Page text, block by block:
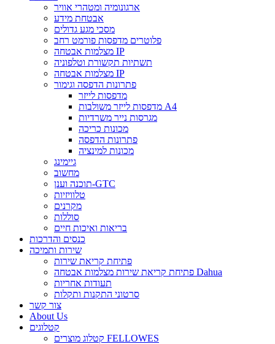
ארגונומיה ומטהרי אוויר
אבטחת מידע
מסכי מגע גדולים
פלוטרים מדפסות פורמט רחב
מצלמות אבטחה IP
תשתיות תקשורת וטלפוניה
מצלמות אבטחה IP
פתרונות הדפסה וגימור
מדפסות לייזר
מדפסות לייזר משולבות A4
מגרסות נייר משרדיות
מכונות כריכה
פתרונות הדפסה
מכונות למינציה
גיימינג
מחשוב
תוכנה וענן-GTC
טלוויזיות
מקרנים
סוללות
בריאות ואיכות חיים
כנסים והדרכות
שירות ותמיכה
פתיחת קריאת שירות
פתיחת קריאת שירות מצלמות אבטחה Dahua
תעודות אחריות
סרטוני התקנות ותקלות
צור קשר
About Us
קטלוגים
קטלוג מוצרים FELLOWES